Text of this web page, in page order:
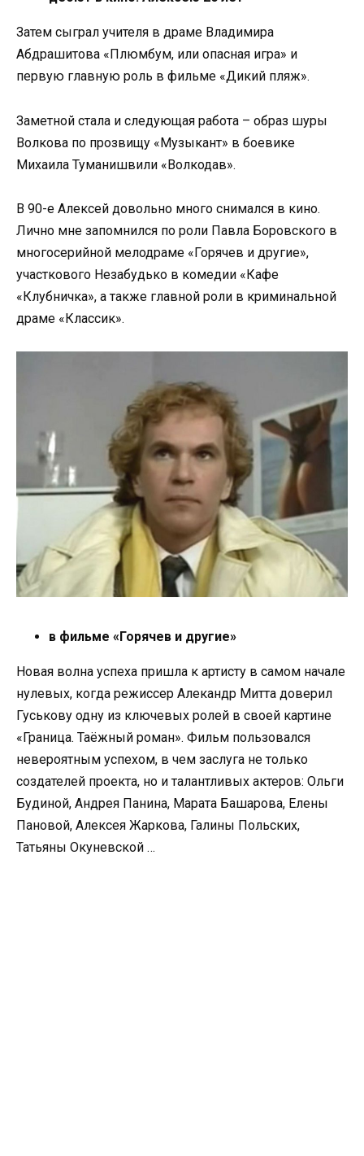
Затем сыграл учителя в драме Владимира
Абдрашитова «Плюмбум, или опасная игра» и
первую главную роль в фильме «Дикий пляж».
Заметной стала и следующая работа – образ шуры
Волкова по прозвищу «Музыкант» в боевике
Михаила Туманишвили «Волкодав».
В 90-е Алексей довольно много снимался в кино.
Лично мне запомнился по роли Павла Боровского в
многосерийной мелодраме «Горячев и другие»,
участкового Незабудько в комедии «Кафе
«Клубничка», а также главной роли в криминальной
драме «Классик».
в фильме «Горячев и другие»
Новая волна успеха пришла к артисту в самом начале
нулевых, когда режиссер Алекандр Митта доверил
Гуськову одну из ключевых ролей в своей картине
«Граница. Таёжный роман». Фильм пользовался
невероятным успехом, в чем заслуга не только
создателей проекта, но и талантливых актеров: Ольги
Будиной, Андрея Панина, Марата Башарова, Елены
Пановой, Алексея Жаркова, Галины Польских,
Татьяны Окуневской …